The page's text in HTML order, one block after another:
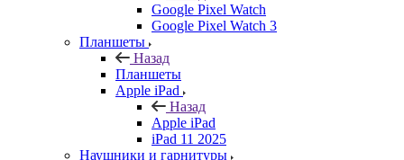
Google Pixel Watch
Google Pixel Watch 3
Планшеты
Назад
Планшеты
Apple iPad
Назад
Apple iPad
iPad 11 2025
Наушники и гарнитуры